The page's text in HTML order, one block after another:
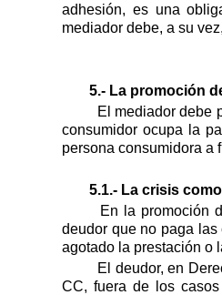
adhesión, es una
mediador debe, a su
5.- La promoción
El mediador debe
consumidor ocupa la
persona consumidora a
5.1.- La crisis
En la promoción
deudor que no paga
agotado la prestación o
El deudor, en
CC, fuera de los